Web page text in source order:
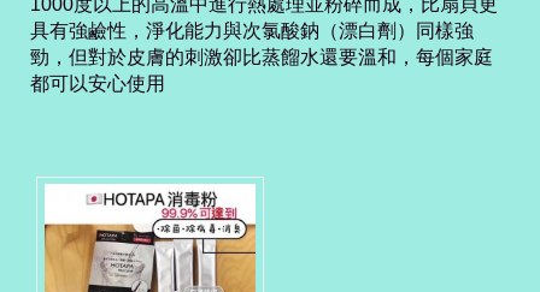
1000度以上的高溫中進行熱處理並粉碎而成，比扇貝更
具有強鹼性，淨化能力與次氯酸鈉（漂白劑）同樣強
勁，但對於皮膚的刺激卻比蒸餾水還要溫和，每個家庭
都可以安心使用